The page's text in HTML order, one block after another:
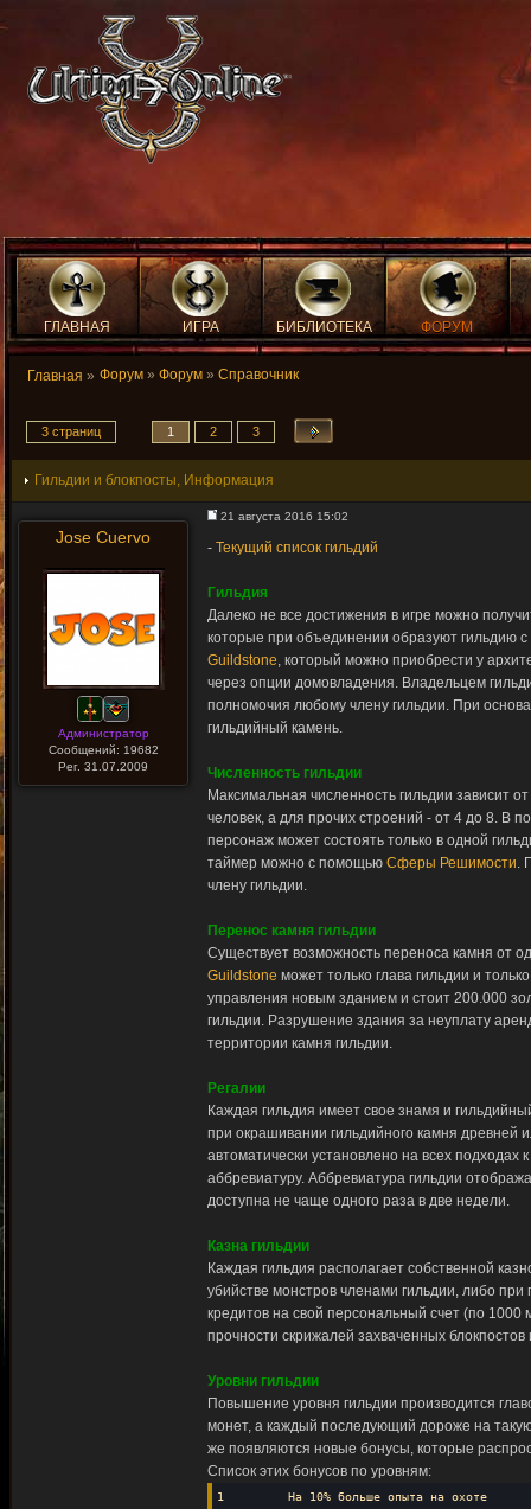
ГЛАВНАЯ ИГРА БИБЛИОТЕКА ФОРУМ
Главная » Форум » Форум » Справочник
3 страниц 1 2 3
Гильдии и блокпосты, Информация
Jose Cuervo
Администратор
Сообщений: 19682
Рег. 31.07.2009
21 августа 2016 15:02
- Текущий список гильдий
Гильдия
Далеко не все достижения в игре можно
которые при объединении образуют гильдию
Guildstone, который можно приобрести у
через опции домовладения. Владельцем
полномочия любому члену гильдии. При
гильдийный камень.
Численность гильдии
Максимальная численность гильдии зависит
человек, а для прочих строений - от 4 до 8. В
персонаж может состоять только в одной
таймер можно с помощью Сферы Решимости.
члену гильдии.
Перенос камня гильдии
Существует возможность переноса камня от
Guildstone может только глава гильдии и
управления новым зданием и стоит 200.000
гильдии. Разрушение здания за неуплату
территории камня гильдии.
Регалии
Каждая гильдия имеет свое знамя и
при окрашивании гильдийного камня древней
автоматически установлено на всех подходах
аббревиатуру. Аббревиатура гильдии
доступна не чаще одного раза в две недели.
Казна гильдии
Каждая гильдия располагает собственной
убийстве монстров членами гильдии, либо
кредитов на свой персональный счет (по
прочности скрижалей захваченных
Уровни гильдии
Повышение уровня гильдии производится
монет, а каждый последующий дороже на
же появляются новые бонусы, которые
Список этих бонусов по уровням:
1 На 10% больше опыта на охоте